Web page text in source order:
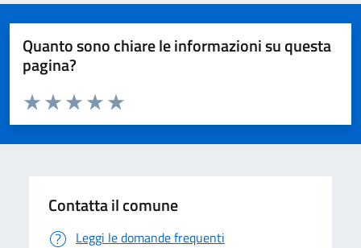
Quanto sono chiare le informazioni su questa
pagina?
Domanda
Valuta da 1 a 5 stelle la pagina
Valuta 5 stelle su 5
Valuta 4 stelle su 5
Valuta 3 stelle su 5
Valuta 2 stelle su 5
Valuta 1 stelle su 5
Contatta il comune
Leggi le domande frequenti